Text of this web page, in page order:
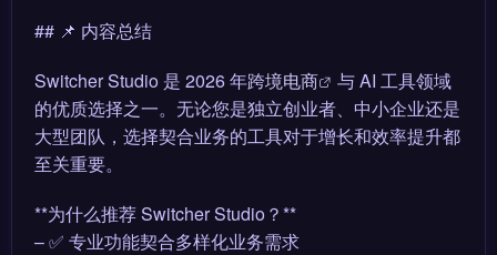
## 📌 内容总结
Switcher Studio 是 2026 年跨境电商
与 AI 工具领域
的优质选择之一。无论您是独立创业者、中小企业还是
大型团队，选择契合业务的工具对于增长和效率提升都
至关重要。
**为什么推荐 Switcher Studio？**
– ✅ 专业功能契合多样化业务需求